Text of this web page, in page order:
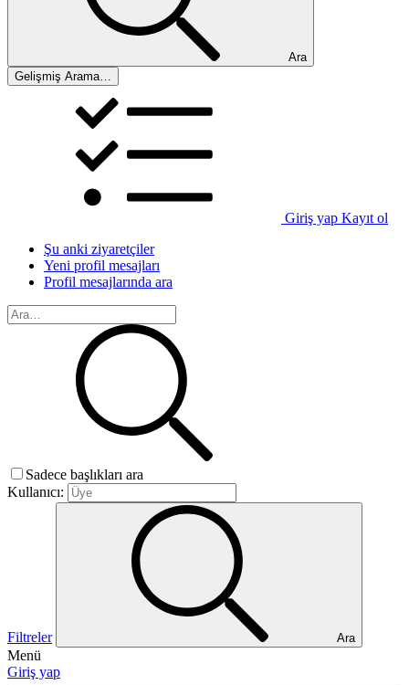
Ara
Gelişmiş Arama…
Giriş yap Kayıt ol
Şu anki ziyaretçiler
Yeni profil mesajları
Profil mesajlarında ara
Sadece başlıkları ara
Kullanıcı:
Filtreler Ara
Menü
Giriş yap